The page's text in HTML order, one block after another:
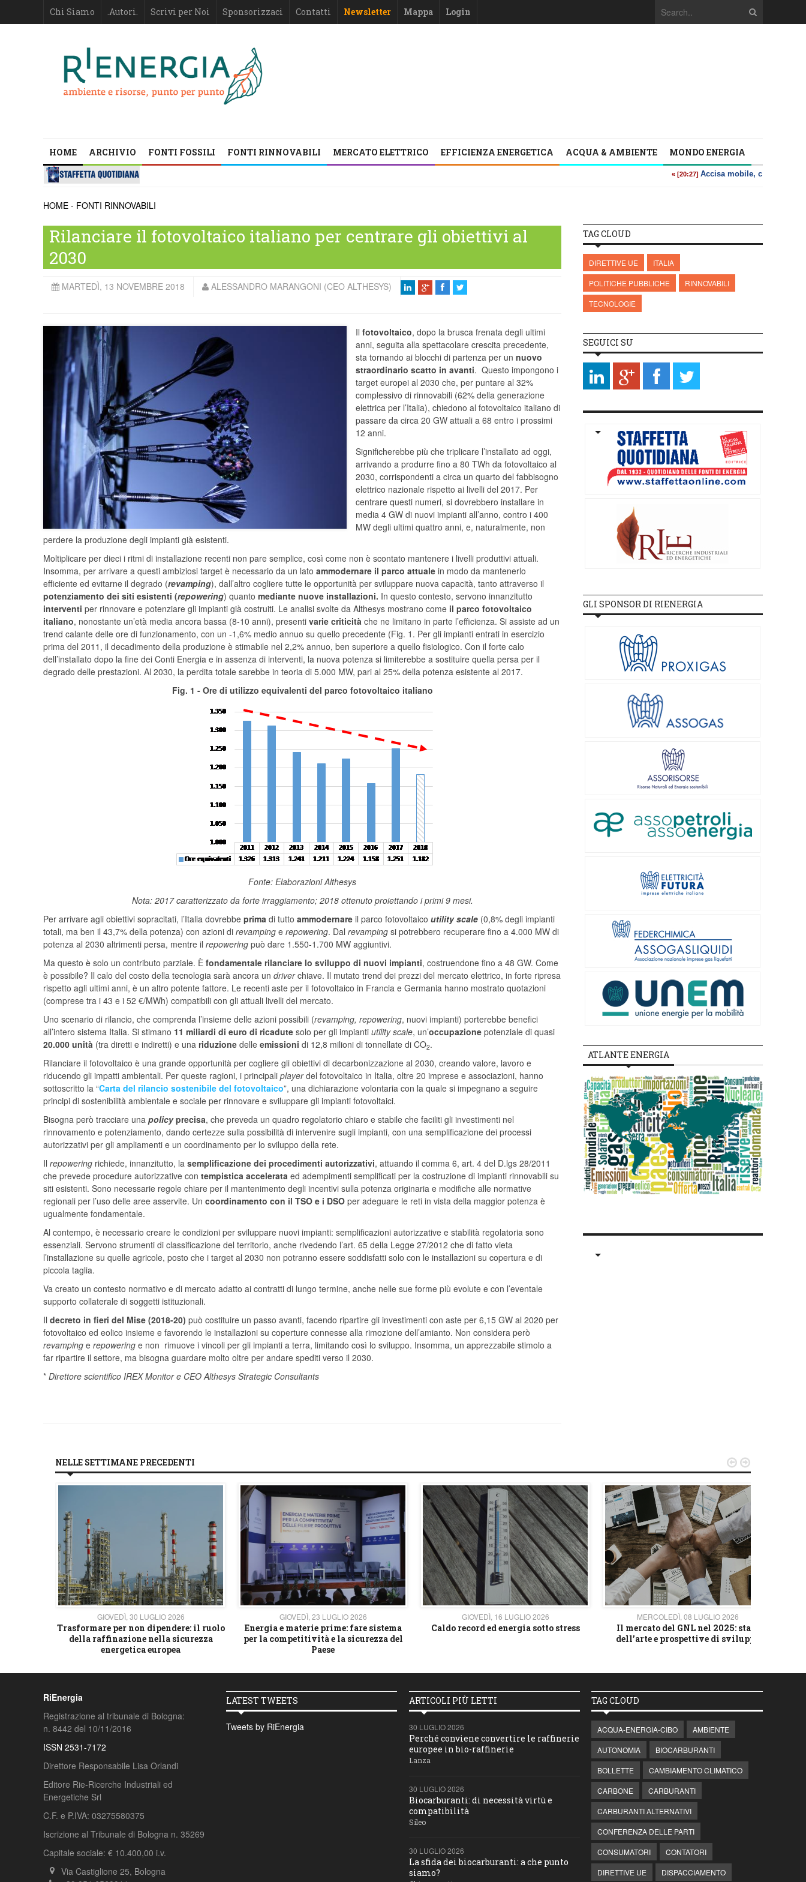
Chi Siamo .Autori. Scrivi per Noi Sponsorizzaci Contatti Newsletter Mappa Login
HOME ARCHIVIO FONTI FOSSILI FONTI RINNOVABILI MERCATO ELETTRICO EFFICIENZA ENERGETICA ACQUA & AMBIENTE MONDO ENERGIA
HOME - FONTI RINNOVABILI
Rilanciare il fotovoltaico italiano per centrare gli obiettivi al
2030
MARTEDÌ, 13 NOVEMBRE 2018 ALESSANDRO MARANGONI (CEO ALTHESYS)
Ilfotovoltaico, dopo la brusca frenata degli ultimi
anni, seguita alla spettacolare crescita precedente,
sta tornando ai blocchi di partenza per un nuovo
straordinario scatto in avanti. Questo impongono i
target europei al 2030 che, per puntare al 32%
complessivo di rinnovabili (62% della generazione
elettrica per l’Italia), chiedono al fotovoltaico italiano di
passare da circa 20 GW attuali a 68 entro i prossimi
12 anni.
Significherebbe più che triplicare l’installato ad oggi,
arrivando a produrre fino a 80 TWh da fotovoltaico al
2030, corrispondenti a circa un quarto del fabbisogno
elettrico nazionale rispetto ai livelli del 2017. Per
centrare questi numeri, si dovrebbero installare in
media 4 GW di nuovi impianti all’anno, contro i 400
MW degli ultimi quattro anni, e, naturalmente, non
perdere la produzione degli impianti già esistenti.
Moltiplicare per dieci i ritmi di installazione recenti non pare semplice, così come non è scontato mantenere i livelli produttivi attuali.
Insomma, per arrivare a questi ambiziosi target è necessario da un lato ammodernare il parco attuale in modo da mantenerlo
efficiente ed evitarne il degrado (revamping), dall’altro cogliere tutte le opportunità per sviluppare nuova capacità, tanto attraverso il
potenziamento dei siti esistenti (repowering) quanto mediante nuove installazioni. In questo contesto, servono innanzitutto
interventi per rinnovare e potenziare gli impianti già costruiti. Le analisi svolte da Althesys mostrano come il parco fotovoltaico
italiano, nonostante un’età media ancora bassa (8-10 anni), presenti varie criticità che ne limitano in parte l’efficienza. Si assiste ad un
trend calante delle ore di funzionamento, con un -1,6% medio annuo su quello precedente (Fig. 1. Per gli impianti entrati in esercizio
prima del 2011, il decadimento della produzione è stimabile nel 2,2% annuo, ben superiore a quello fisiologico. Con il forte calo
dell’installato dopo la fine dei Conti Energia e in assenza di interventi, la nuova potenza si limiterebbe a sostituire quella persa per il
degrado delle prestazioni. Al 2030, la perdita totale sarebbe in teoria di 5.000 MW, pari al 25% della potenza esistente al 2017.
Fig. 1 - Ore di utilizzo equivalenti del parco fotovoltaico italiano
Fonte: Elaborazioni Althesys
Nota: 2017 caratterizzato da forte irraggiamento; 2018 ottenuto proiettando i primi 9 mesi.
Per arrivare agli obiettivi sopracitati, l’Italia dovrebbe prima di tutto ammodernare il parco fotovoltaico utility scale (0,8% degli impianti
totali, ma ben il 43,7% della potenza) con azioni di revamping e repowering. Dal revamping si potrebbero recuperare fino a 4.000 MW di
potenza al 2030 altrimenti persa, mentre il repowering può dare 1.550-1.700 MW aggiuntivi.
Ma questo è solo un contributo parziale. È fondamentale rilanciare lo sviluppo di nuovi impianti, costruendone fino a 48 GW. Come
è possibile? Il calo del costo della tecnologia sarà ancora un driverchiave. Il mutato trend dei prezzi del mercato elettrico, in forte ripresa
rispetto agli ultimi anni, è un altro potente fattore. Le recenti aste per il fotovoltaico in Francia e Germania hanno mostrato quotazioni
(comprese tra i 43 e i 52 €/MWh) compatibili con gli attuali livelli del mercato.
Uno scenario di rilancio, che comprenda l’insieme delle azioni possibili (revamping, repowering, nuovi impianti) porterebbe benefici
all’intero sistema Italia. Si stimano 11 miliardi di euro di ricadute solo per gli impianti utility scale, un’occupazione potenziale di quasi
20.000 unità (tra diretti e indiretti) e una riduzione delle emissioni di 12,8 milioni di tonnellate di CO2.
Rilanciare il fotovoltaico è una grande opportunità per cogliere gli obiettivi di decarbonizzazione al 2030, creando valore, lavoro e
riducendo gli impatti ambientali. Per queste ragioni, i principali playerdel fotovoltaico in Italia, oltre 20 imprese e associazioni, hanno
sottoscritto la “Carta del rilancio sostenibile del fotovoltaico”, una dichiarazione volontaria con la quale si impegnano a seguire
principi di sostenibilità ambientale e sociale per rinnovare e sviluppare gli impianti fotovoltaici.
Bisogna però tracciare una policyprecisa, che preveda un quadro regolatorio chiaro e stabile che faciliti gli investimenti nel
rinnovamento e potenziamento, dando certezze sulla possibilità di intervenire sugli impianti, con una semplificazione dei processi
autorizzativi per gli ampliamenti e un coordinamento per lo sviluppo della rete.
Il repowering richiede, innanzitutto, la semplificazione dei procedimenti autorizzativi, attuando il comma 6, art. 4 del D.lgs 28/2011
che prevede procedure autorizzative con tempistica accelerata ed adempimenti semplificati per la costruzione di impianti rinnovabili su
siti esistenti. Sono necessarie regole chiare per il mantenimento degli incentivi sulla potenza originaria e modifiche alle normative
regionali per l’uso delle aree asservite. Un coordinamento con il TSO e i DSO per adeguare le reti in vista della maggior potenza è
ugualmente fondamentale.
Al contempo, è necessario creare le condizioni per sviluppare nuovi impianti: semplificazioni autorizzative e stabilità regolatoria sono
essenziali. Servono strumenti di classificazione del territorio, anche rivedendo l’art. 65 della Legge 27/2012 che di fatto vieta
l’installazione su quelle agricole, posto che i target al 2030 non potranno essere soddisfatti solo con le installazioni su copertura e di
piccola taglia.
Va creato un contesto normativo e di mercato adatto ai contratti di lungo termine, anche nelle sue forme più evolute e con l’eventale
supporto collaterale di soggetti istituzionali.
Il decreto in fieri del Mise (2018-20) può costituire un passo avanti, facendo ripartire gli investimenti con aste per 6,15 GW al 2020 per
fotovoltaico ed eolico insieme e favorendo le installazioni su coperture connesse alla rimozione dell’amianto. Non considera però
revamping e repowering e non rimuove i vincoli per gli impianti a terra, limitando così lo sviluppo. Insomma, un apprezzabile stimolo a
far ripartire il settore, ma bisogna guardare molto oltre per andare spediti verso il 2030.
* Direttore scientifico IREX Monitor e CEO Althesys Strategic Consultants
TAG CLOUD
DIRETTIVE UE
ITALIA
POLITICHE PUBBLICHE
RINNOVABILI
TECNOLOGIE
SEGUICI SU
GLI SPONSOR DI RIENERGIA
ATLANTE ENERGIA
NELLE SETTIMANE PRECEDENTI
GIOVEDÌ, 30 LUGLIO 2026
Trasformare per non dipendere: il ruolo
della raffinazione nella sicurezza
energetica europea
GIOVEDÌ, 23 LUGLIO 2026
Energia e materie prime: fare sistema
per la competitività e la sicurezza del
Paese
GIOVEDÌ, 16 LUGLIO 2026
Caldo record ed energia sotto stress
MERCOLEDÌ, 08 LUGLIO 2026
Il mercato del GNL nel 2025: stato
dell’arte e prospettive di sviluppo
 
RiEnergia
Registrazione al tribunale di Bologna:
n. 8442 del 10/11/2016
ISSN 2531-7172
Direttore Responsabile Lisa Orlandi
Editore Rie-Ricerche Industriali ed
Energetiche Srl
C.F. e P.IVA: 03275580375
Iscrizione al Tribunale di Bologna n. 35269
Capitale sociale: € 10.400,00 i.v.
Via Castiglione 25, Bologna
LATEST TWEETS
Tweets by RiEnergia
ARTICOLI PIÙ LETTI
30 LUGLIO 2026
Perché conviene convertire le raffinerie
europee in bio-raffinerie
Lanza
30 LUGLIO 2026
Biocarburanti: di necessità virtù e
compatibilità
Sileo
30 LUGLIO 2026
La sfida dei biocarburanti: a che punto
siamo?
TAG CLOUD
ACQUA-ENERGIA-CIBO
AMBIENTE
AUTONOMIA
BIOCARBURANTI
BOLLETTE
CAMBIAMENTO CLIMATICO
CARBONE
CARBURANTI
CARBURANTI ALTERNATIVI
CONFERENZA DELLE PARTI
CONSUMATORI
CONTATORI
DIRETTIVE UE
DISPACCIAMENTO